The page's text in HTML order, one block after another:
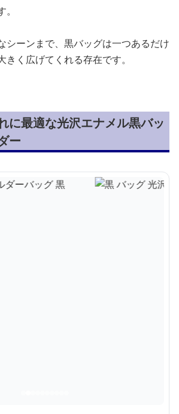
シーンまで、黒バッグは一つあるだけ
きく広げてくれる存在です。
に最適な光沢エナメル黒バッ
ー